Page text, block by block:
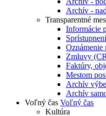
Archív -
Transparentné
Informácie
Oznámenie
Zmluvy
Faktúry,
Mestom
Archív
Archív
Voľný čas Voľný čas
Kultúra